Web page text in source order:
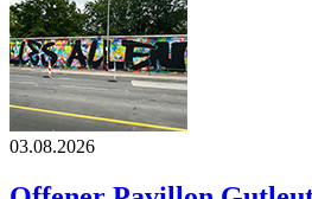
03.08.2026